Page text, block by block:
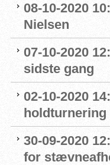
08-10-2020
Nielsen
07-10-2020
sidste gang
02-10-2020
holdturnering
30-09-2020
for